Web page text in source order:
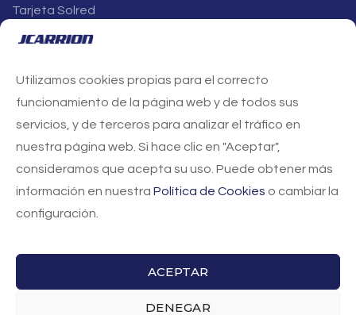
Utilizamos cookies propias para el correcto
funcionamiento de la página web y de todos sus
servicios, y de terceros para analizar el tráfico en
nuestra página web. Si hace clic en "Aceptar",
consideramos que acepta su uso. Puede obtener más
información en nuestra Política de Cookies o cambiar la
configuración.
ACEPTAR
DENEGAR
Tarjeta Solred
SERVICIOS CENTRALES
Av. Parque Científico-Tecnológico de Almería (PITA) 1, 4ª
planta
T. +34 950 21 20 20
info@jcarrion.es